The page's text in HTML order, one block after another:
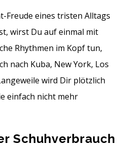
Freude eines tristen Alltags
wirst Du auf einmal mit
Rhythmen im Kopf tun,
nach Kuba, New York, Los
wird Dir plötzlich
einfach nicht mehr
Schuhverbrauch